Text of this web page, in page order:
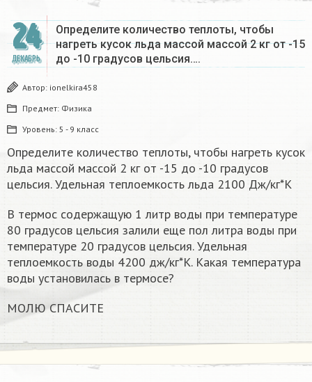
24
ДЕКАБРЬ
Определите количество теплоты, чтобы
нагреть кусок льда массой массой 2 кг от -15
до -10 градусов цельсия….
Автор: ionelkira458
Предмет: Физика
Уровень: 5 - 9 класс
Определите количество теплоты, чтобы нагреть кусок
льда массой массой 2 кг от -15 до -10 градусов
цельсия. Удельная теплоемкость льда 2100 Дж/кг*К
В термос содержащую 1 литр воды при температуре
80 градусов цельсия залили еще пол литра воды при
температуре 20 градусов цельсия. Удельная
теплоемкость воды 4200 дж/кг*К. Какая температура
воды установилась в термосе?
МОЛЮ СПАСИТЕ